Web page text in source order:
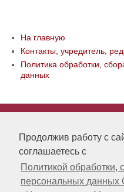
Продолжив работу с
соглашаетесь с
Политикой обработки,
персональных
На главную
Контакты, учредитель,
Политика обработки,
данных
«Publishing company «World
LLC Материалы,
охраняются Законом о
прав. Публикация любых
этого сайта запрещена без
предварительного